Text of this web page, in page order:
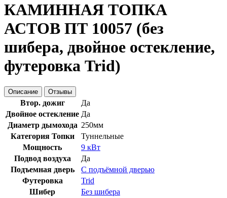
КАМИННАЯ ТОПКА
АСТОВ ПТ 10057 (без
шибера, двойное остекление,
футеровка Trid)
Описание Отзывы
Втор. дожиг
Да
Двойное остекление Да
Диаметр дымохода 250мм
Категория Топки
Туннельные
Мощность
9 кВт
Подвод воздуха
Да
Подъемная дверь
С подъёмной дверью
Футеровка
Trid
Шибер
Без шибера